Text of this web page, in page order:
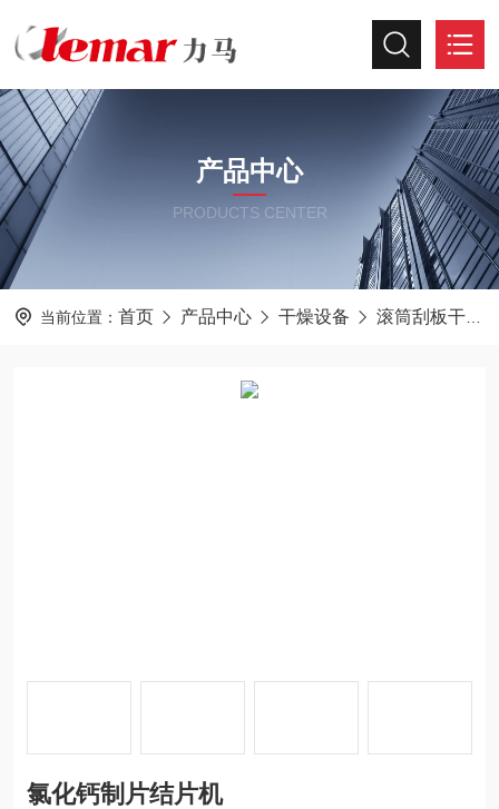
产品中心
PRODUCTS CENTER
当前位置： 首页 产品中心 干燥设备 滚筒刮板干燥机
氯化钙制片结片机